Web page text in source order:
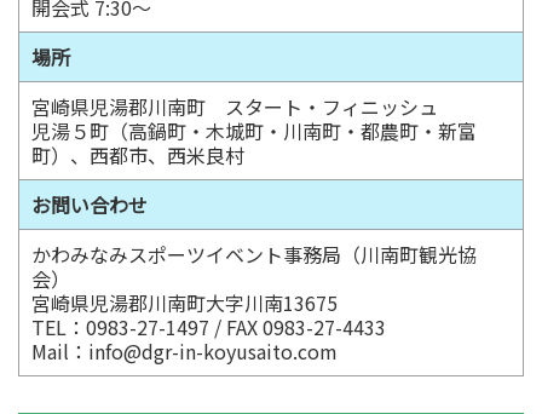
開会式 7:30～
場所
宮崎県児湯郡川南町 スタート・フィニッシュ
児湯５町（高鍋町・木城町・川南町・都農町・新富
町）、西都市、西米良村
お問い合わせ
かわみなみスポーツイベント事務局（川南町観光協
会）
宮崎県児湯郡川南町大字川南13675
TEL：0983-27-1497 / FAX 0983-27-4433
Mail：info@dgr-in-koyusaito.com